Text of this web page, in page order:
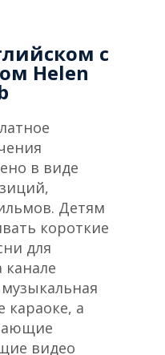
с
Helen
в виде
Детям
короткие
для
караоке, а
видео